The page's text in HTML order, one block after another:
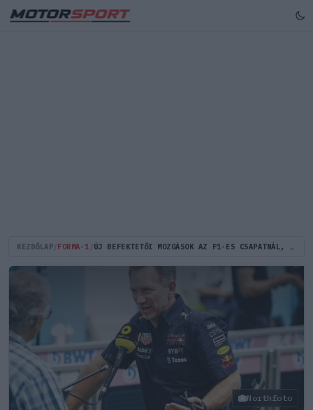
KEZDŐLAP FORMA-1 ÚJ BEFEKTETŐI MOZGÁSOK AZ F1-ES CSAPATNÁL, HORNER NEVE ISMÉT ELŐKERÜLT!
Northfoto